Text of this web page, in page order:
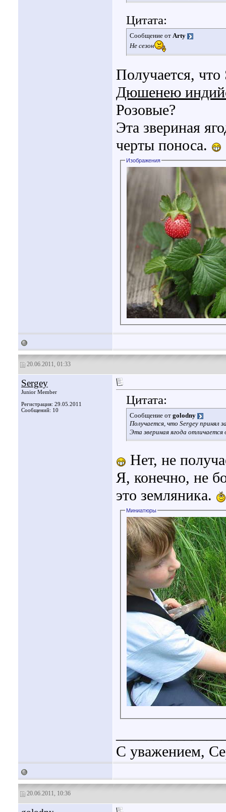
Цитата:
Сообщение от Arty
Не сезон
Получается,
Дюшенею
Розовые?
Эта звериная
черты поноса.
Изображения
20.06.2011, 01:33
Sergey
Junior Member
Регистрация: 29.05.2011
Сообщений: 10
Цитата:
Сообщение от golodny
Получается, что Sergey принял
Эта звериная ягода
Нет, не
Я, конечно, не
это земляника.
Миниатюры
С уважением,
20.06.2011, 10:36